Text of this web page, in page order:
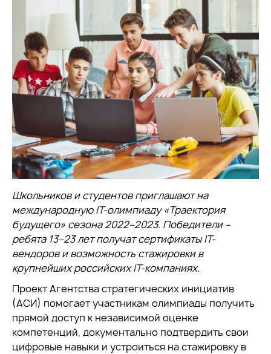
Школьников и студентов приглашают на
международную IT-олимпиаду «Траектория
будущего» сезона 2022–2023. Победители –
ребята 13–23 лет получат сертификаты IT-
вендоров и возможность стажировки в
крупнейших российских IT-компаниях.
Проект Агентства стратегических инициатив
(АСИ) помогает участникам олимпиады получить
прямой доступ к независимой оценке
компетенций, документально подтвердить свои
цифровые навыки и устроиться на стажировку в